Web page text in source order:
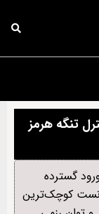
تنگه هرمز
گسترده
کوچک‌ترین